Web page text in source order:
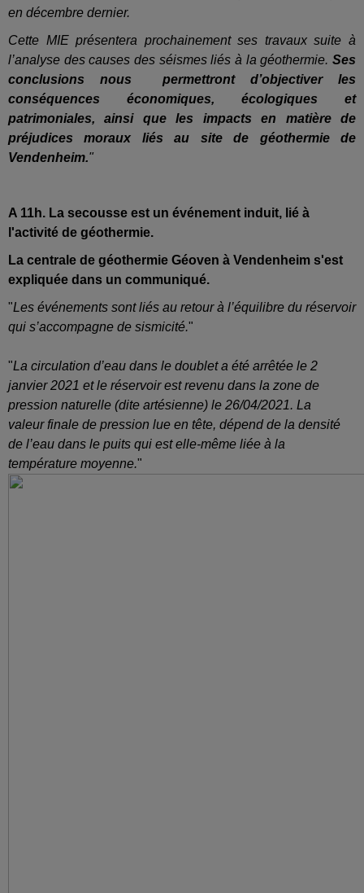
en décembre dernier.
Cette MIE présentera prochainement ses travaux suite à
l’analyse des causes des séismes liés à la géothermie. Ses
conclusions nous permettront d’objectiver les
conséquences économiques, écologiques et
patrimoniales, ainsi que les impacts en matière de
préjudices moraux liés au site de géothermie de
Vendenheim."
A 11h. La secousse est un événement induit, lié à
l'activité de géothermie.
La centrale de géothermie Géoven à Vendenheim s'est
expliquée dans un communiqué.
"Les événements sont liés au retour à l’équilibre du réservoir
qui s’accompagne de sismicité."
"La circulation d’eau dans le doublet a été arrêtée le 2
janvier 2021 etle réservoir est revenu dans la zone de
pression naturelle (dite artésienne) le 26/04/2021. La
valeur finale de pression lue en tête, dépend de la densité
de l’eau dans le puits qui est elle-même liée à la
température moyenne."